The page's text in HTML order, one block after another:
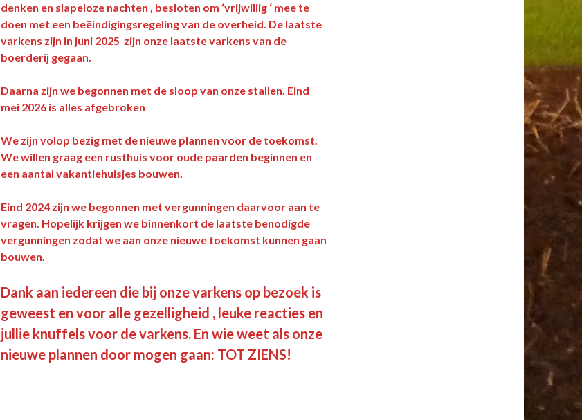
denken en slapeloze nachten , besloten om ‘vrijwillig ‘ mee te
doen met een beëindigingsregeling van de overheid. De laatste
varkens zijn in juni 2025 zijn onze laatste varkens van de
boerderij gegaan.
Daarna zijn we begonnen met de sloop van onze stallen. Eind
mei 2026 is alles afgebroken
We zijn volop bezig met de nieuwe plannen voor de toekomst.
We willen graag een rusthuis voor oude paarden beginnen en
een aantal vakantiehuisjes bouwen.
Eind 2024 zijn we begonnen met vergunningen daarvoor aan te
vragen. Hopelijk krijgen we binnenkort de laatste benodigde
vergunningen zodat we aan onze nieuwe toekomst kunnen gaan
bouwen.
Dank aan iedereen die bij onze varkens op bezoek is
geweest en voor alle gezelligheid , leuke reacties en
jullie knuffels voor de varkens. En wie weet als onze
nieuwe plannen door mogen gaan: TOT ZIENS!